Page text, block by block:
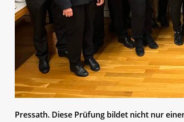
Pressath. Diese Prüfung bildet nicht nur